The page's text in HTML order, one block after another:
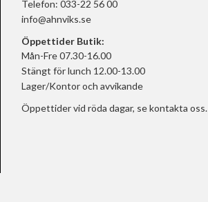
Telefon: 033-22 56 00
info@ahnviks.se
Öppettider Butik:
Mån-Fre 07.30-16.00
Stängt för lunch 12.00-13.00
Lager/Kontor och avvikande
Öppettider vid röda dagar, sekontakta oss.